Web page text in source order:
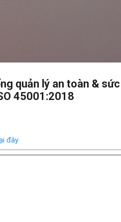
quản lý an toàn &
45001:2018
đây